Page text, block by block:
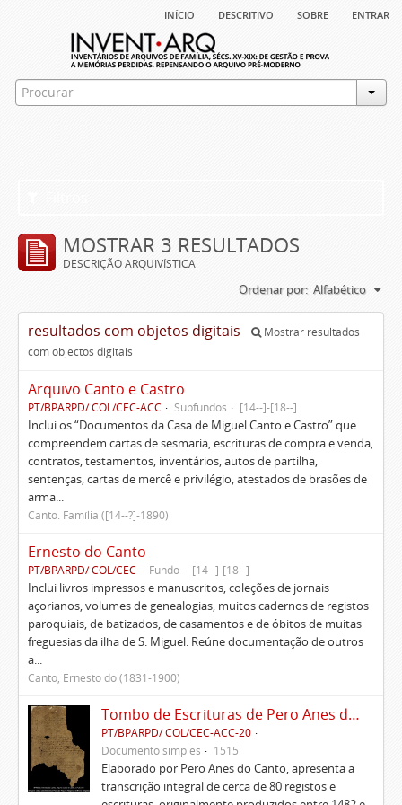
início descritivo sobre entrar
MOSTRAR 3 RESULTADOS
DESCRIÇÃO ARQUIVÍSTICA
Ordenar por: Alfabético
resultados com objetos digitais
Mostrar resultados
com objectos digitais
Arquivo Canto e Castro
PT/BPARPD/ COL/CEC-ACC Subfundos [14--]-[18--]
Inclui os “Documentos da Casa de Miguel Canto e Castro” que
compreendem cartas de sesmaria, escrituras de compra e venda,
contratos, testamentos, inventários, autos de partilha,
sentenças, cartas de mercê e privilégio, atestados de brasões de
arma...
Canto. Família ([14--?]-1890)
Ernesto do Canto
PT/BPARPD/ COL/CEC Fundo [14--]-[18--]
Inclui livros impressos e manuscritos, coleções de jornais
açorianos, volumes de genealogias, muitos cadernos de registos
paroquiais, de batizados, de casamentos e de óbitos de muitas
freguesias da ilha de S. Miguel. Reúne documentação de outros
a...
Canto, Ernesto do (1831-1900)
Tombo de Escrituras de Pero Anes do Canto
PT/BPARPD/ COL/CEC-ACC-20
Documento simples
1515
Elaborado por Pero Anes do Canto, apresenta a
transcrição integral de cerca de 80 registos e